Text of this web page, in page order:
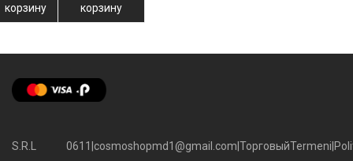
корзину
корзину
S.R.L 0611 cosmoshopmd1@gmail.com ТорговыйTermeni